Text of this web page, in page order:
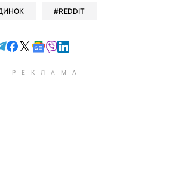
REDDIT
Читайте у Telegram
Читайте у Facebook
Читайте у X
Читайте у Google news
Читайте у Viber
Читайте у LinkedIn